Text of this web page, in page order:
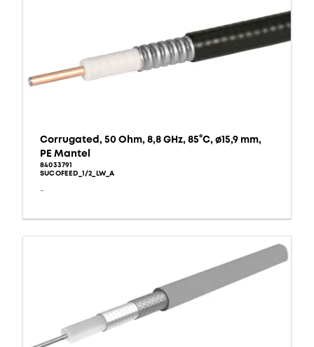
Corrugated, 50 Ohm, 8,8 GHz, 85°C, ø15,9 mm,
PE Mantel
84033791
SUCOFEED_1/2_LW_A
-